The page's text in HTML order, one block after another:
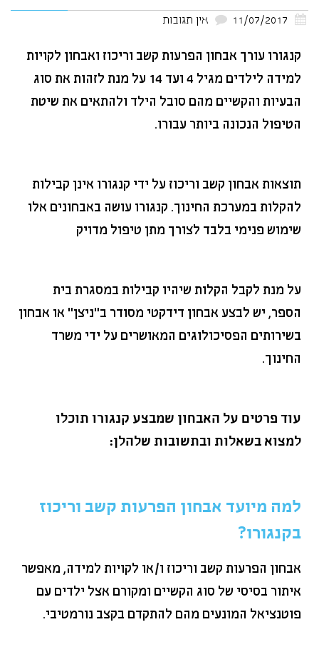
אין תגובות
קנגורו עורך אבחון הפרעות קשב וריכוז ואבחון לקויות
למידה לילדים מגיל 4 ועד 14 על מנת לזהות את סוג
הבעיות והקשיים מהם סובל הילד ולהתאים את שיטת
הטיפול הנכונה ביותר עבורו.
תוצאות אבחון קשב וריכוז על ידי קנגורו אינן קבילות
להקלות במערכת החינוך. קנגורו עושה באבחונים אלו
שימוש פנימי בלבד לצורך מתן טיפול מדויק
על מנת לקבל הקלות שיהיו קבילות במסגרת בית
הספר, יש לבצע אבחון דידקטי מסודר ב"ניצן" או אבחון
בשירותים הפסיכולוגים המאושרים על ידי משרד
החינוך.
עוד פרטים על האבחון שמבצע קנגורו תוכלו
למצוא בשאלות ובתשובות שלהלן:
למה מיועד אבחון הפרעות קשב וריכוז
בקנגורו?
אבחון הפרעות קשב וריכוז ו/או לקויות למידה, מאפשר
איתור בסיסי של סוג הקשיים ומקורם אצל ילדים עם
פוטנציאל המונעים מהם להתקדם בקצב נורמטיבי.